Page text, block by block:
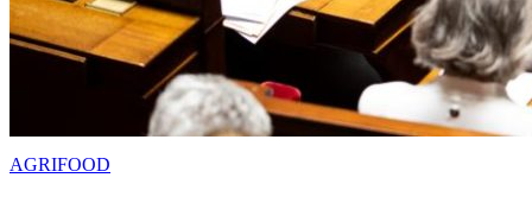
AGRIFOOD